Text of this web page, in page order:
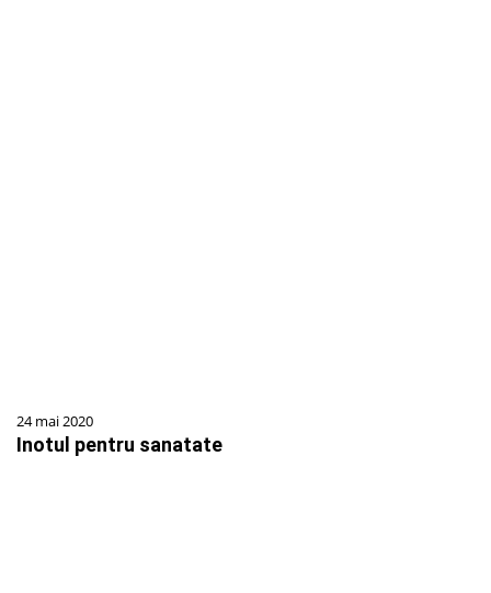
24 mai 2020
Inotul pentru sanatate